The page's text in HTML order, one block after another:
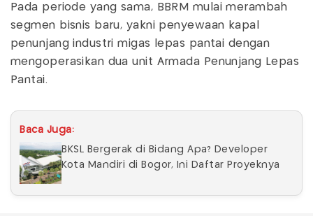
Pada periode yang sama, BBRM mulai merambah
segmen bisnis baru, yakni penyewaan kapal
penunjang industri migas lepas pantai dengan
mengoperasikan dua unit Armada Penunjang Lepas
Pantai.
Baca Juga:
BKSL Bergerak di Bidang Apa? Developer
Kota Mandiri di Bogor, Ini Daftar Proyeknya